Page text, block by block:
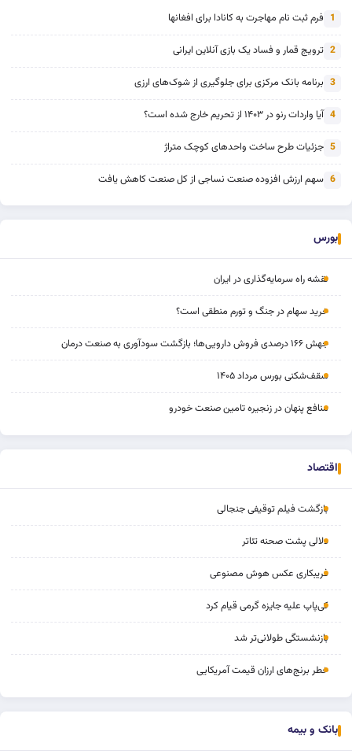
1 فرم ثبت نام مهاجرت به کانادا برای افغانها
2 ترویج قمار و فساد یک بازی آنلاین ایرانی
3 برنامه بانک مرکزی برای جلوگیری از شوک‌های ارزی
4 آیا واردات رنو در ۱۴۰۳ از تحریم خارج شده است؟
5 جزئیات طرح ساخت واحدهای کوچک متراژ
6 سهم ارزش افزوده صنعت نساجی از کل صنعت کاهش یافت
بورس
نقشه راه سرمایه‌گذاری در ایران
خرید سهام در جنگ و تورم منطقی است؟
جهش ۱۶۶ درصدی فروش دارویی‌ها؛ بازگشت سودآوری به صنعت درمان
سقف‌شکنی بورس مرداد ۱۴۰۵
منافع پنهان در زنجیره تامین صنعت خودرو
اقتصاد
بازگشت فیلم توقیفی جنجالی
دلالی پشت صحنه تئاتر
فریبکاری عکس هوش مصنوعی
کی‌پاپ علیه جایزه گرمی قیام کرد
بازنشستگی طولانی‌تر شد
خطر برنج‌های ارزان قیمت آمریکایی
بانک و بیمه